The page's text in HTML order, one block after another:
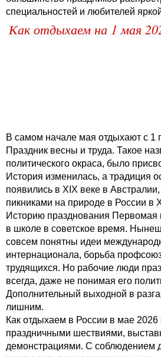
специальностей и любителей
Как отдыхаем на 1 мая
В самом начале мая отдыхают с 1
Праздник весны и труда. Такое
политического окраса, было
История изменилась, а традиция
появились в XIX веке в
пикниками на природе в России в
Историю празднования Первомая
в школе в советское время.
совсем понятны идеи
интернационала, борьба
трудящихся. Но рабочие люди
всегда, даже не понимая его
Дополнительный выходной в
лишним.
Как отдыхаем в России в мае 2026
праздничными шествиями,
демонстрациями. С соблюдением